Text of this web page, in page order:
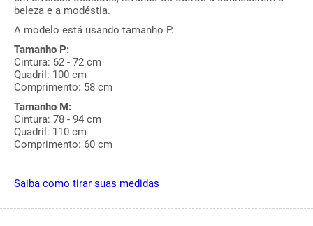
beleza e a modéstia.
A modelo está usando tamanho P.
Tamanho P:
Cintura: 62 - 72 cm
Quadril: 100 cm
Comprimento: 58 cm
Tamanho M:
Cintura: 78 - 94 cm
Quadril: 110 cm
Comprimento: 60 cm
Saiba como tirar suas medidas